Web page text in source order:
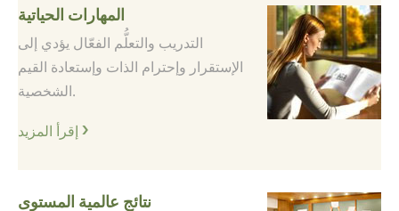
المهارات الحياتية
التدريب والتعلُّم الفعّال يؤدي إلى
الإستقرار وإحترام الذات وإستعادة القيم
الشخصية.
نتائج عالمية المستوى